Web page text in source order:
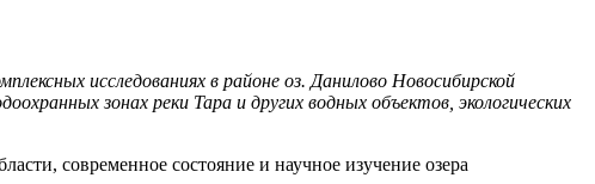
исследованиях в районе оз. Данилово Новосибирской
зонах реки Тара и других водных объектов, экологических
современное состояние и научное изучение озера